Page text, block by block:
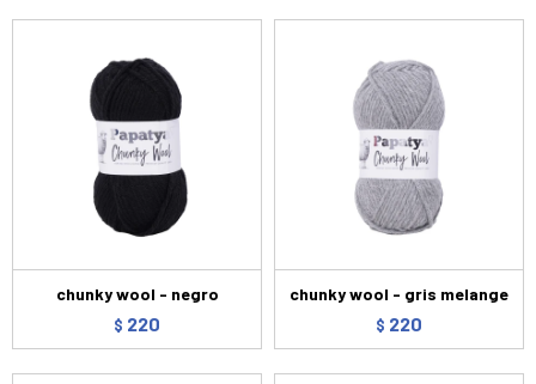
chunky wool - negro
$ 220
chunky wool - gris melange
$ 220